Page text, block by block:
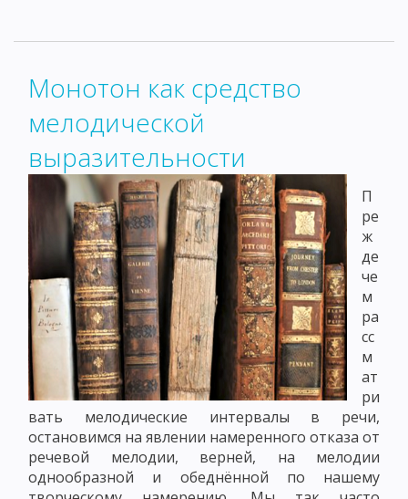
Монотон как средство
мелодической
выразительности
П
ре
ж
де
че
м
ра
сс
м
ат
ри
вать мелодические интервалы в речи,
остановимся на явлении намеренного отказа от
речевой мелодии, верней, на мелодии
однообразной и обеднённой по нашему